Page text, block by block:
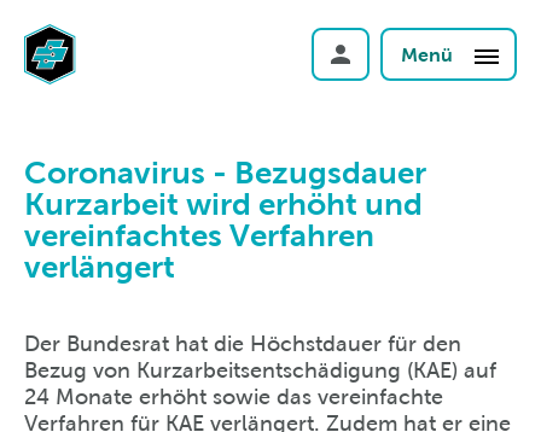
Menü
Coronavirus - Bezugsdauer
Kurzarbeit wird erhöht und
vereinfachtes Verfahren
verlängert
Der Bundesrat hat die Höchstdauer für den
Bezug von Kurzarbeitsentschädigung (KAE) auf
24 Monate erhöht sowie das vereinfachte
Verfahren für KAE verlängert. Zudem hat er eine